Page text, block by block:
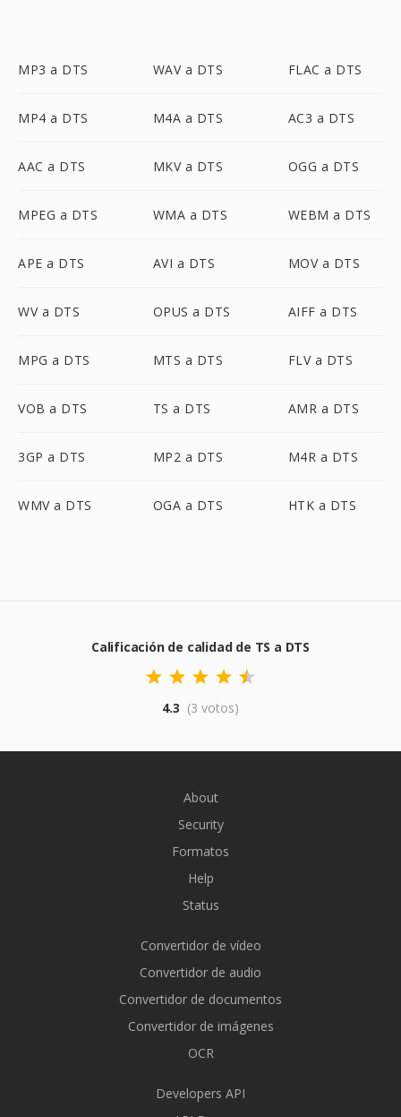
MP3 a DTS WAV a DTS FLAC a DTS
MP4 a DTS M4A a DTS AC3 a DTS
AAC a DTS MKV a DTS OGG a DTS
MPEG a DTS WMA a DTS WEBM a DTS
APE a DTS AVI a DTS MOV a DTS
WV a DTS OPUS a DTS AIFF a DTS
MPG a DTS MTS a DTS FLV a DTS
VOB a DTS TS a DTS AMR a DTS
3GP a DTS MP2 a DTS M4R a DTS
WMV a DTS OGA a DTS HTK a DTS
Calificación de calidad de TS a DTS
4.3 (3 votos)
About
Security
Formatos
Help
Status
Convertidor de vídeo
Convertidor de audio
Convertidor de documentos
Convertidor de imágenes
OCR
Developers API